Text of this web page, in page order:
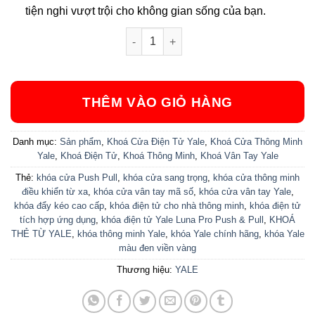
tiện nghi vượt trội cho không gian sống của bạn.
Khóa vân tay Yale Luna Pro Push Pull
THÊM VÀO GIỎ HÀNG
Danh mục: Sản phẩm, Khoá Cửa Điện Tử Yale, Khoá Cửa Thông Minh
Yale, Khoá Điện Tử, Khoá Thông Minh, Khoá Vân Tay Yale
Thẻ: khóa cửa Push Pull , khóa cửa sang trọng, khóa cửa thông minh
điều khiển từ xa, khóa cửa vân tay mã số, khóa cửa vân tay Yale,
khóa đẩy kéo cao cấp, khóa điện tử cho nhà thông minh, khóa điện tử
tích hợp ứng dụng, khóa điện tử Yale Luna Pro Push & Pull , KHOÁ
THẺ TỪ YALE, khóa thông minh Yale, khóa Yale chính hãng, khóa Yale
màu đen viền vàng
Thương hiệu: YALE